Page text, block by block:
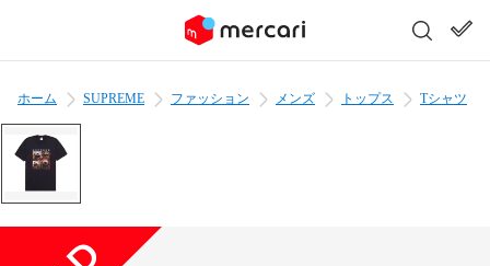
ホーム SUPREME ファッション メンズ トップス Tシャツ